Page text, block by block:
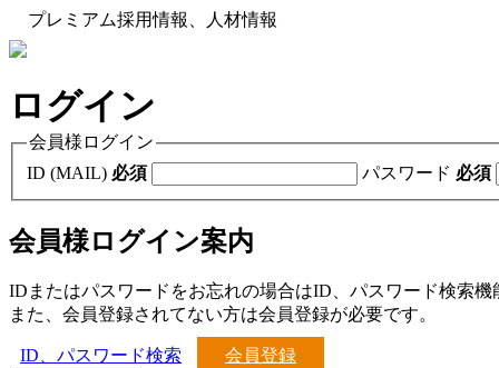
プレミアム採用情報、人材情報
ログイン
会員様ログイン
ID (MAIL) 必須 パスワード 必須
会員様ログイン案内
IDまたはパスワードをお忘れの場合はID、パスワード検索機
また、会員登録されてない方は会員登録が必要です。
ID、パスワード検索 会員登録